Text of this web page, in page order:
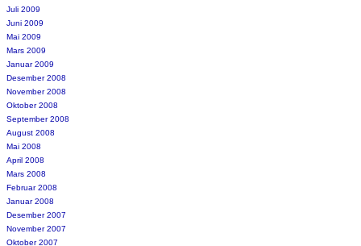
Juli 2009
Juni 2009
Mai 2009
Mars 2009
Januar 2009
Desember 2008
November 2008
Oktober 2008
September 2008
August 2008
Mai 2008
April 2008
Mars 2008
Februar 2008
Januar 2008
Desember 2007
November 2007
Oktober 2007